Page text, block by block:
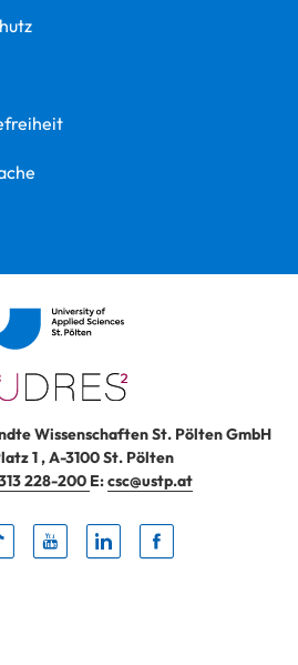
Wissenschaften St. Pölten GmbH
1,A-3100St. Pölten
228-200 E:csc@ustp.at